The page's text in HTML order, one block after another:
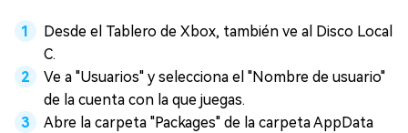
Desde el Tablero de Xbox, también ve al Disco Local
C.
Ve a "Usuarios" y selecciona el "Nombre de usuario"
de la cuenta con la que juegas.
Abre la carpeta "Packages" de la carpeta AppData